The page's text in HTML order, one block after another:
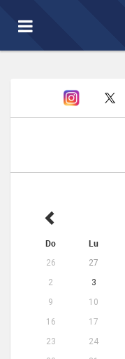
Toggle
navigation
Do Lu
26 27
2
3
9
10
16
17
23
24